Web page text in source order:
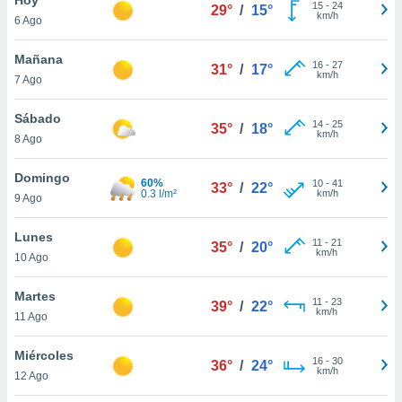
en
más
nuestra
de
cookies
aceptar
6 Ago
29° / 15° 15- 24
km/h
Mañana
7 Ago
31° / 17° 16- 27
km/h
Sábado
8 Ago
35° / 18° 14- 25
km/h
Domingo
9 Ago
60%
0.3 l/m²
33° / 22° 10- 41
km/h
Lunes
10 Ago
35° / 20° 11 - 21
km/h
Martes
11 Ago
39° / 22° 11 - 23
km/h
Miércoles
12 Ago
36° / 24° 16- 30
km/h